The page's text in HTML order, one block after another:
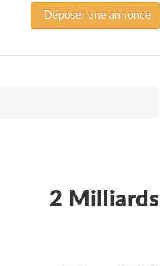
Déposer une annonce
2 Milliards